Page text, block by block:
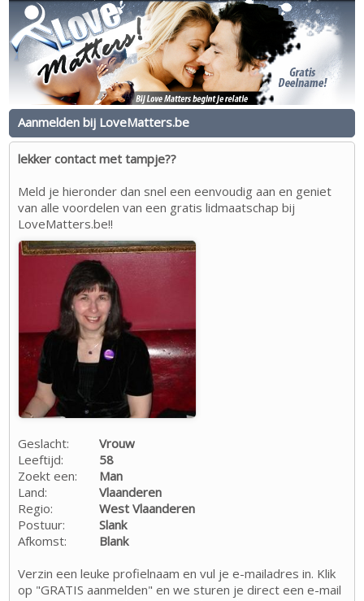
Aanmelden bij LoveMatters.be
lekker contact met tampje??
Meld je hieronder dan snel een eenvoudig aan en geniet
van alle voordelen van een gratis lidmaatschap bij
LoveMatters.be!!
Geslacht:
Vrouw
Leeftijd:
58
Zoekt een:
Man
Land:
Vlaanderen
Regio:
West Vlaanderen
Postuur:
Slank
Afkomst:
Blank
Verzin een leuke profielnaam en vul je e-mailadres in. Klik
op "GRATIS aanmelden" en we sturen je direct een e-mail